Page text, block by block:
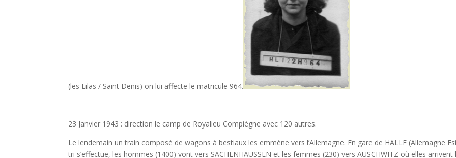
(les Lilas / Saint Denis) on lui affecte le matricule 964.
23 Janvier 1943 : direction le camp de Royalieu Compiègne avec 120 autres.
Le lendemain un train composé de wagons à bestiaux les emmène vers l’Allemagne. En gare de HALLE (Allemagne
tri s’effectue, les hommes (1400) vont vers SACHENHAUSSEN et les femmes (230) vers AUSCHWITZ où elles arrivent